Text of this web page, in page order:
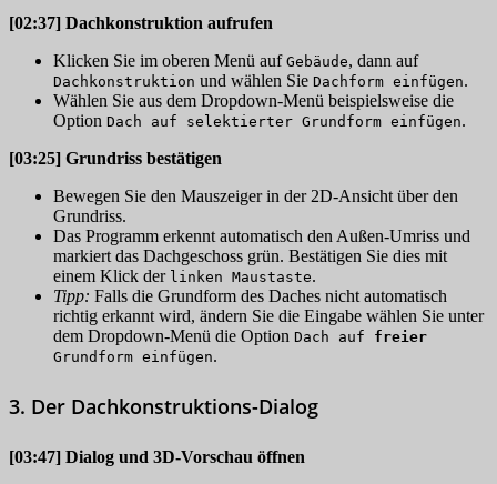
[02:37] Dachkonstruktion aufrufen
Klicken Sie im oberen Menü auf Gebäude, dann auf
Dachkonstruktion und wählen Sie Dachform einfügen.
Wählen Sie aus dem Dropdown-Menü beispielsweise die
Option Dach auf selektierter Grundform einfügen.
[03:25] Grundriss bestätigen
Bewegen Sie den Mauszeiger in der 2D-Ansicht über den
Grundriss.
Das Programm erkennt automatisch den Außen-Umriss und
markiert das Dachgeschoss grün. Bestätigen Sie dies mit
einem Klick der linken Maustaste.
Tipp: Falls die Grundform des Daches nicht automatisch
richtig erkannt wird, ändern Sie die Eingabe wählen Sie unter
dem Dropdown-Menü die Option Dach auf freier
Grundform einfügen.
3. Der Dachkonstruktions-Dialog
[03:47] Dialog und 3D-Vorschau öffnen